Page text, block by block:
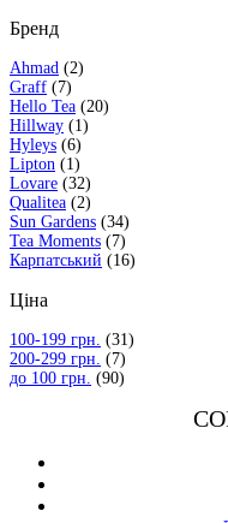
Бренд
Ahmad (2)
Graff (7)
Hello Tea (20)
Hillway (1)
Hyleys (6)
Lipton (1)
Lovare (32)
Qualitea (2)
Sun Gardens (34)
Tea Moments (7)
Карпатський (16)
Ціна
100-199 грн. (31)
200-299 грн. (7)
до 100 грн. (90)